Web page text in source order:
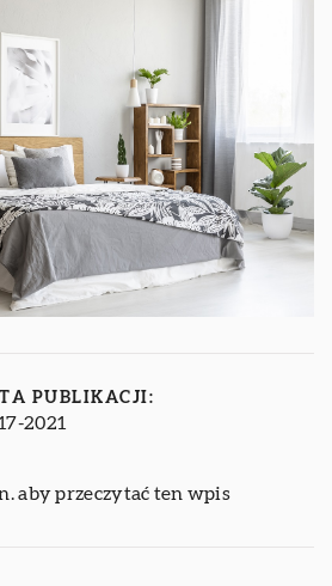
PUBLIKACJI:
2021
aby przeczytać ten wpis